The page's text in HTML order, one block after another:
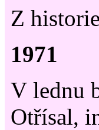
Z
1971
V lednu
Otřísal,